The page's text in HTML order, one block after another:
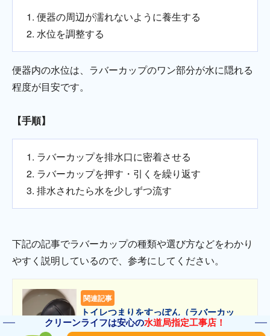
便器の周辺が濡れないように養生する
水位を調整する
便器内の水位は、ラバーカップのワン部分が水に隠れる
程度が目安です。
【手順】
ラバーカップを排水口に密着させる
ラバーカップを押す・引くを繰り返す
排水されたら水を少しずつ流す
下記の記事でラバーカップの種類や選び方などをわかり
やすく説明しているので、参考にしてください。
関連記事
トイレつまりをすっぽん（ラバーカッ
プ）で直す方法！正しい使い方や選び方
クリーンライフは安心の水道局指定工事店！